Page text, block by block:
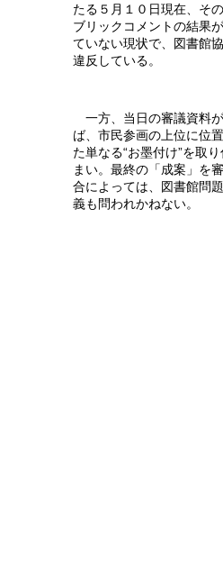
たる５月１０日現在、そ
ブリックコメントの結果
ていない現状で、図書館
違反している。
一方、当日の審議資料
ば、市民参画の上位に位
た単なる“お墨付け”を取
まい。最終の「成案」を
合によっては、図書館問
義も問われかねない。